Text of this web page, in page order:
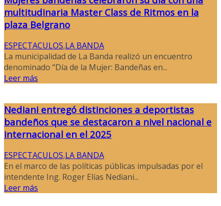
multitudinaria Master Class de Ritmos en la
plaza Belgrano
ESPECTACULOS,LA BANDA
La municipalidad de La Banda realizó un encuentro
denominado “Día de la Mujer: Bandeñas en...
Leer más
Nediani entregó distinciones a deportistas
bandeños que se destacaron a nivel nacional e
internacional en el 2025
ESPECTACULOS,LA BANDA
En el marco de las políticas públicas impulsadas por el
intendente Ing. Roger Elías Nediani...
Leer más